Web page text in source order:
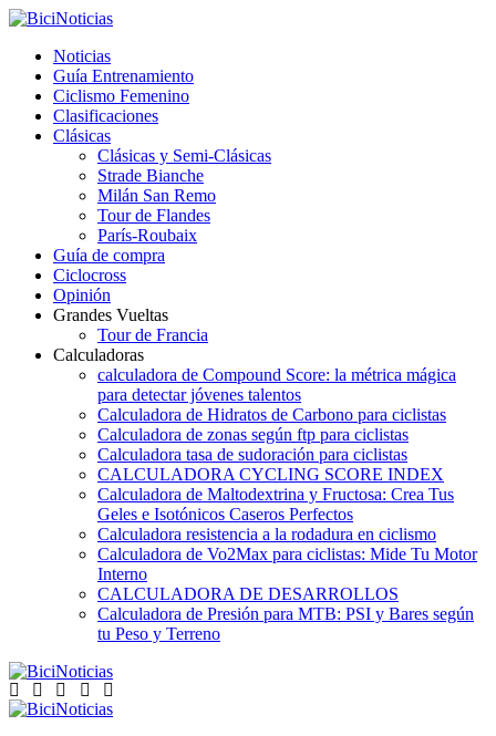
Noticias
Guía Entrenamiento
Ciclismo Femenino
Clasificaciones
Clásicas
Clásicas y Semi-Clásicas
Strade Bianche
Milán San Remo
Tour de Flandes
París-Roubaix
Guía de compra
Ciclocross
Opinión
Grandes Vueltas
Tour de Francia
Calculadoras
calculadora de Compound Score: la métrica mágica
para detectar jóvenes talentos
Calculadora de Hidratos de Carbono para ciclistas
Calculadora de zonas según ftp para ciclistas
Calculadora tasa de sudoración para ciclistas
CALCULADORA CYCLING SCORE INDEX
Calculadora de Maltodextrina y Fructosa: Crea Tus
Geles e Isotónicos Caseros Perfectos
Calculadora resistencia a la rodadura en ciclismo
Calculadora de Vo2Max para ciclistas: Mide Tu Motor
Interno
CALCULADORA DE DESARROLLOS
Calculadora de Presión para MTB: PSI y Bares según
tu Peso y Terreno